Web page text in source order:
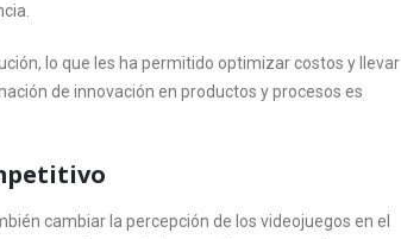
lo que les ha permitido optimizar costos y llevar
de innovación en productos y procesos es
cambiar la percepción de los videojuegos en el